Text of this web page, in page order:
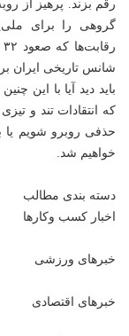
گروهی را برای
شانس تاریخی ایران
باید دید آیا با این
که انتقادات تند و
حذفی روبرو شویم یا
خواهیم شد.
دسته بندی مطالب
اخبار کسب وکارها
خبرهای ورزشی
خبرهای اقتصادی